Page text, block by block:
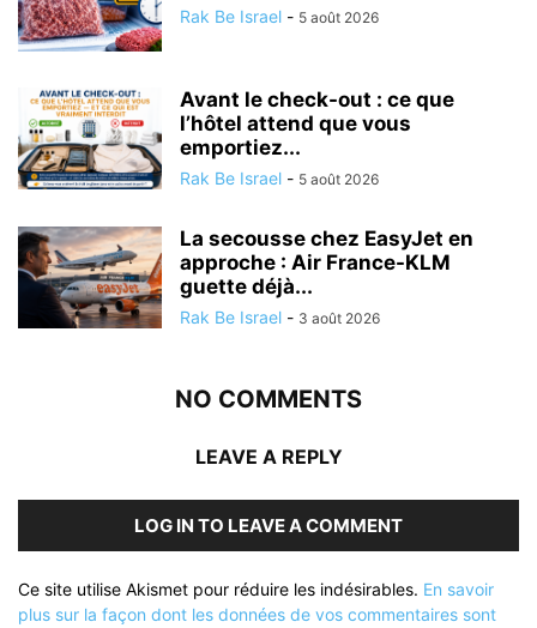
Rak Be Israel - 5 août 2026
Avant le check-out : ce que
l’hôtel attend que vous
emportiez...
Rak Be Israel - 5 août 2026
La secousse chez EasyJet en
approche : Air France-KLM
guette déjà...
Rak Be Israel - 3 août 2026
NO COMMENTS
LEAVE A REPLY
LOG IN TO LEAVE A COMMENT
Ce site utilise Akismet pour réduire les indésirables. En savoir
plus sur la façon dont les données de vos commentaires sont